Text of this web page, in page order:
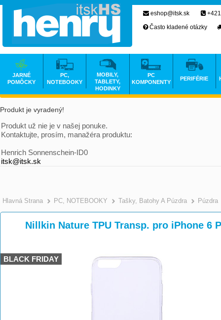
Produkt je vyradený!
Produkt už nie je v našej ponuke.
Kontaktujte, prosím, manažéra produktu:
Henrich Sonnenschein-ID0
itsk@itsk.sk
Hlavná Strana >
PC, NOTEBOOKY >
Tašky, Batohy A Púzdra Púzdra
Nillkin Nature TPU Transp. pro iPhone 6
BLACK FRIDAY
eshop@itsk.sk
Často kladené otázky
JARNÉ
POMÔCKY
PC,
NOTEBOOKY
MOBILY,
TABLETY,
HODINKY
PC
KOMPONENTY
PERIFÉRIE